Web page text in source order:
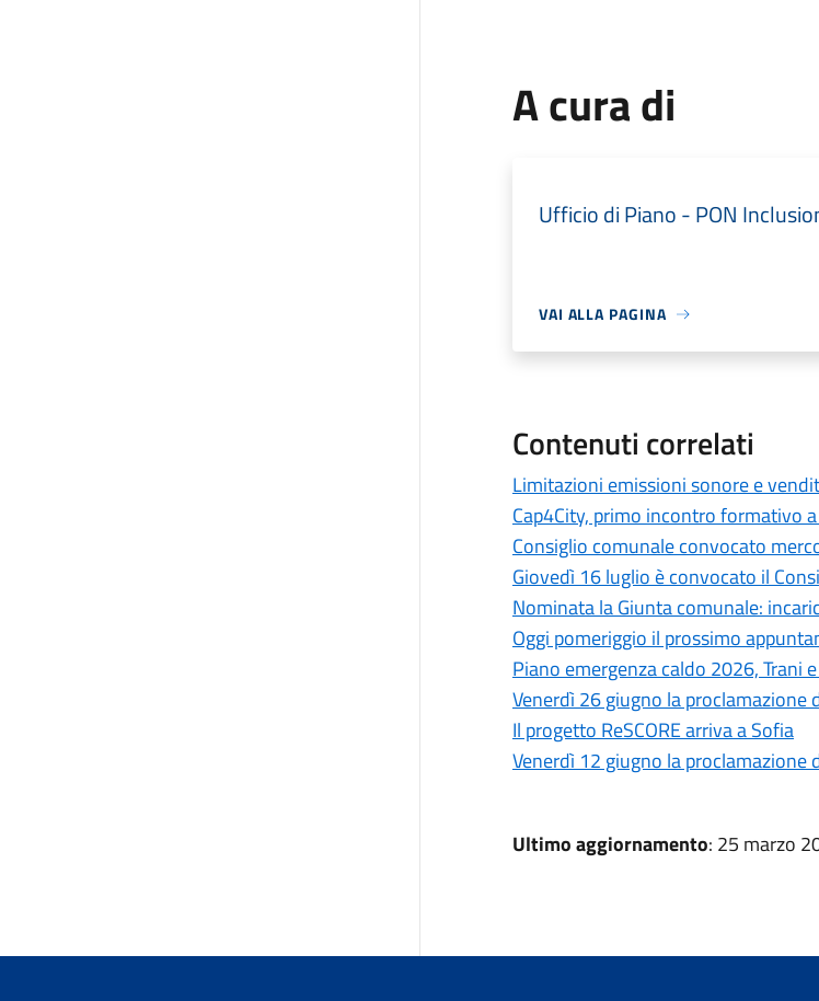
A cura di
Ufficio di Piano - PON
VAI ALLA PAGINA
Contenuti correlati
Limitazioni emissioni sonore e
Cap4City, primo incontro formativo a
Consiglio comunale convocato
Giovedì 16 luglio è convocato il
Nominata la Giunta comunale:
Oggi pomeriggio il prossimo
Piano emergenza caldo 2026, Trani
Venerdì 26 giugno la proclamazione
Il progetto ReSCORE arriva a Sofia
Venerdì 12 giugno la proclamazione
Ultimo aggiornamento: 25 marzo